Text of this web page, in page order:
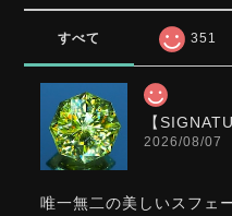
すべて 351
2026/08/07
唯一無二の美しいスフェ